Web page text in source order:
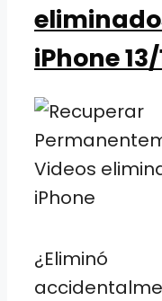
iPhone 13/
¿Eliminó